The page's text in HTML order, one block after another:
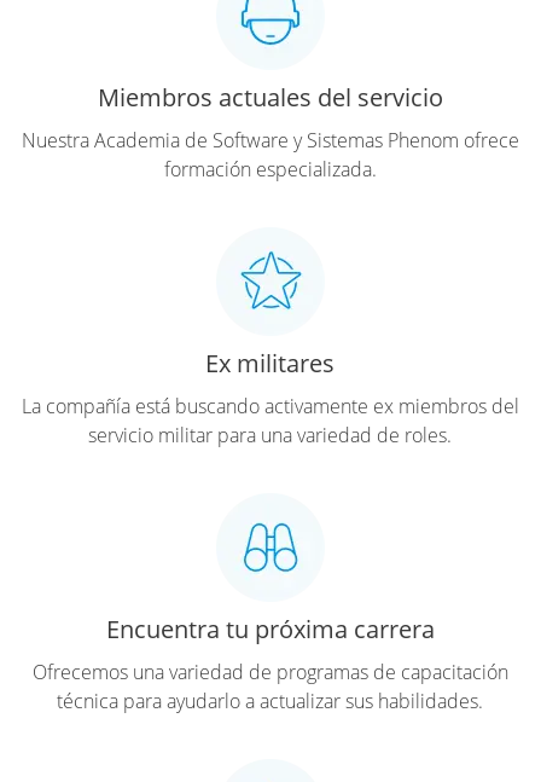
Miembros actuales del servicio
Nuestra Academia de Software y Sistemas Phenom ofrece
formación especializada.
Ex militares
La compañía está buscando activamente ex miembros del
servicio militar para una variedad de roles.
Encuentra tu próxima carrera
Ofrecemos una variedad de programas de capacitación
técnica para ayudarlo a actualizar sus habilidades.